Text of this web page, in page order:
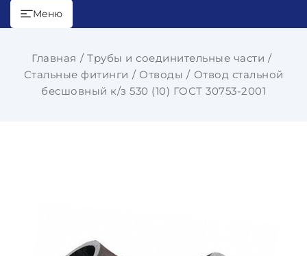
Меню
Главная
Трубы и соединительные части
Стальные фитинги
Отводы
Отвод стальной
бесшовный к/з 530 (10) ГОСТ 30753-2001